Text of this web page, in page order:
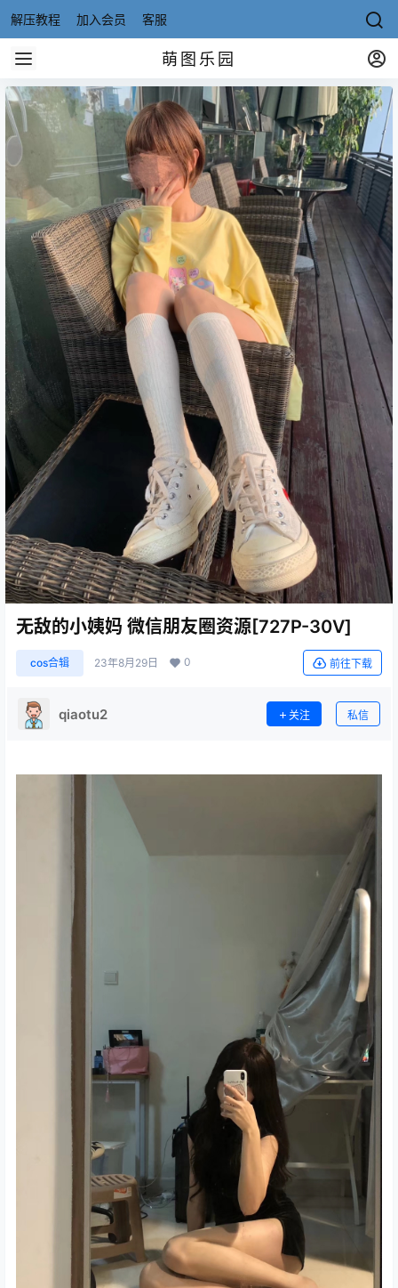
解压教程 加入会员 客服
萌图乐园
无敌的小姨妈 微信朋友圈资源[727P-30V]
cos合辑 23年8月29日 0 前往下载
qiaotu2 关注 私信